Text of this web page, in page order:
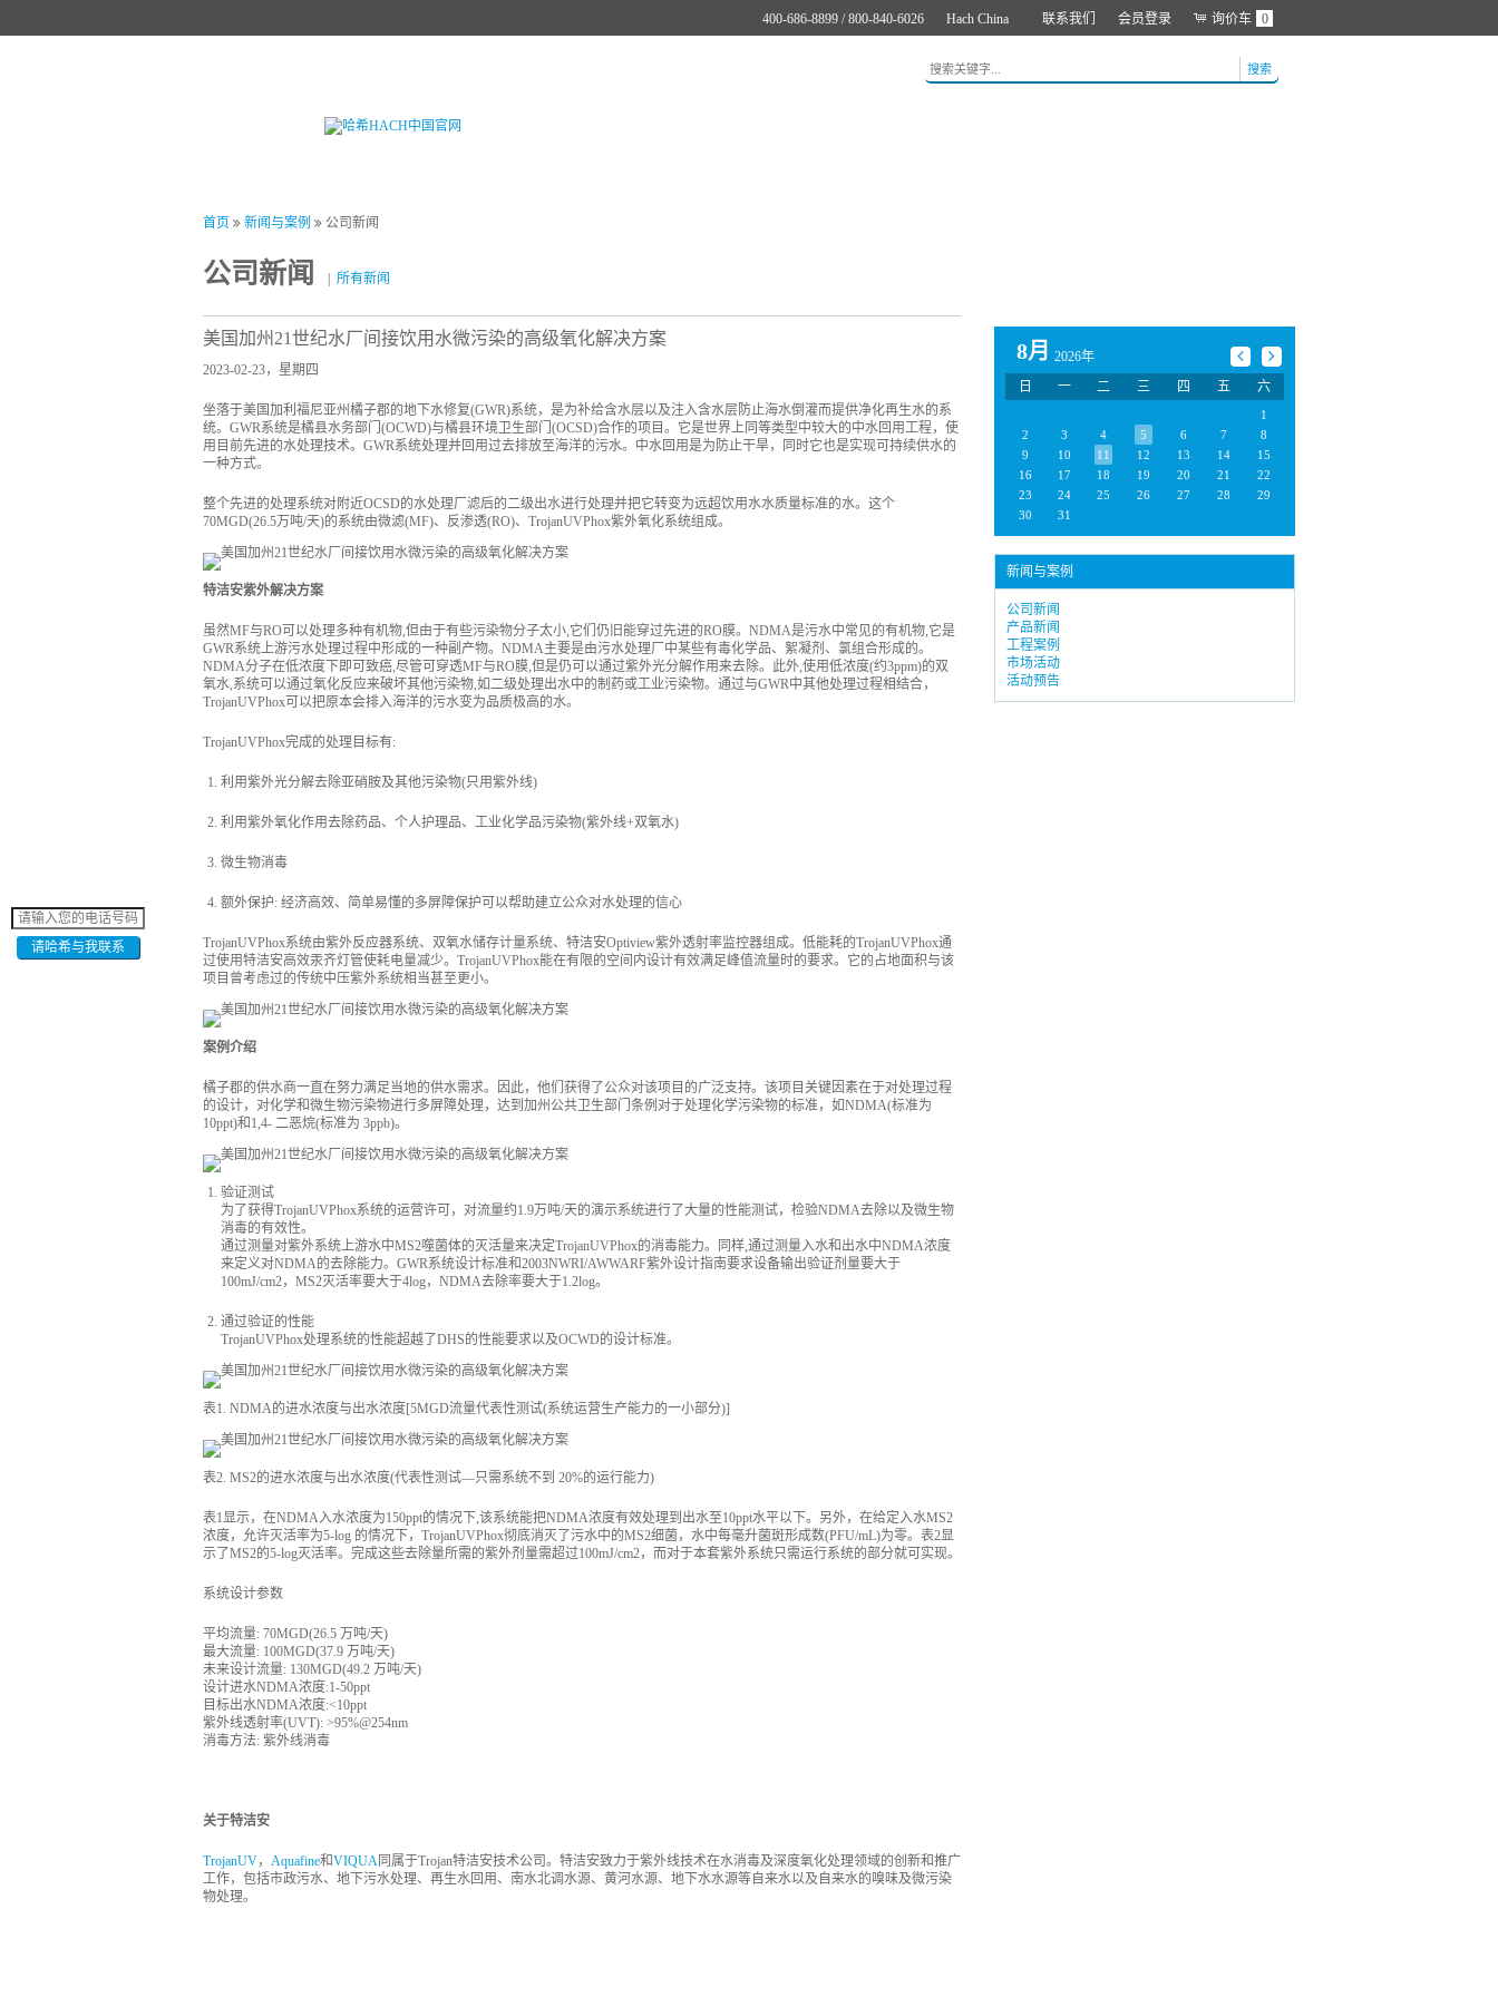
联系我们 会员登录 询价车 0
Hach China
400-686-8899 / 800-840-6026
搜索
首页 新闻与案例 公司新闻
公司新闻 所有新闻
美国加州21世纪水厂间接饮用水微污染的高级氧化解决方案
2023-02-23，星期四
坐落于美国加利福尼亚州橘子郡的地下水修复(GWR)系统，是为补给含水层以及注入含水层防止海水倒灌而提供净化再生水的系
统。GWR系统是橘县水务部门(OCWD)与橘县环境卫生部门(OCSD)合作的项目。它是世界上同等类型中较大的中水回用工程，使
用目前先进的水处理技术。GWR系统处理并回用过去排放至海洋的污水。中水回用是为防止干旱，同时它也是实现可持续供水的
一种方式。
整个先进的处理系统对附近OCSD的水处理厂滤后的二级出水进行处理并把它转变为远超饮用水水质量标准的水。这个
70MGD(26.5万吨/天)的系统由微滤(MF)、反渗透(RO)、TrojanUVPhox紫外氧化系统组成。
特洁安紫外解决方案
虽然MF与RO可以处理多种有机物,但由于有些污染物分子太小,它们仍旧能穿过先进的RO膜。NDMA是污水中常见的有机物,它是
GWR系统上游污水处理过程中形成的一种副产物。NDMA主要是由污水处理厂中某些有毒化学品、絮凝剂、氯组合形成的。
NDMA分子在低浓度下即可致癌,尽管可穿透MF与RO膜,但是仍可以通过紫外光分解作用来去除。此外,使用低浓度(约3ppm)的双
氧水,系统可以通过氧化反应来破坏其他污染物,如二级处理出水中的制药或工业污染物。通过与GWR中其他处理过程相结合，
TrojanUVPhox可以把原本会排入海洋的污水变为品质极高的水。
TrojanUVPhox完成的处理目标有:
利用紫外光分解去除亚硝胺及其他污染物(只用紫外线)
利用紫外氧化作用去除药品、个人护理品、工业化学品污染物(紫外线+双氧水)
微生物消毒
额外保护: 经济高效、简单易懂的多屏障保护可以帮助建立公众对水处理的信心
TrojanUVPhox系统由紫外反应器系统、双氧水储存计量系统、特洁安Optiview紫外透射率监控器组成。低能耗的TrojanUVPhox通
过使用特洁安高效汞齐灯管使耗电量减少。TrojanUVPhox能在有限的空间内设计有效满足峰值流量时的要求。它的占地面积与该
项目曾考虑过的传统中压紫外系统相当甚至更小。
案例介绍
橘子郡的供水商一直在努力满足当地的供水需求。因此，他们获得了公众对该项目的广泛支持。该项目关键因素在于对处理过程
的设计，对化学和微生物污染物进行多屏障处理，达到加州公共卫生部门条例对于处理化学污染物的标准，如NDMA(标准为
10ppt)和1,4- 二恶烷(标准为 3ppb)。
验证测试
为了获得TrojanUVPhox系统的运营许可，对流量约1.9万吨/天的演示系统进行了大量的性能测试，检验NDMA去除以及微生物
消毒的有效性。
通过测量对紫外系统上游水中MS2噬菌体的灭活量来决定TrojanUVPhox的消毒能力。同样,通过测量入水和出水中NDMA浓度
来定义对NDMA的去除能力。GWR系统设计标准和2003NWRI/AWWARF紫外设计指南要求设备输出验证剂量要大于
100mJ/cm2，MS2灭活率要大于4log，NDMA去除率要大于1.2log。
通过验证的性能
TrojanUVPhox处理系统的性能超越了DHS的性能要求以及OCWD的设计标准。
表1. NDMA的进水浓度与出水浓度[5MGD流量代表性测试(系统运营生产能力的一小部分)]
表2. MS2的进水浓度与出水浓度(代表性测试—只需系统不到 20%的运行能力)
表1显示，在NDMA入水浓度为150ppt的情况下,该系统能把NDMA浓度有效处理到出水至10ppt水平以下。另外，在给定入水MS2
浓度，允许灭活率为5-log 的情况下，TrojanUVPhox彻底消灭了污水中的MS2细菌，水中每毫升菌斑形成数(PFU/mL)为零。表2显
示了MS2的5-log灭活率。完成这些去除量所需的紫外剂量需超过100mJ/cm2，而对于本套紫外系统只需运行系统的部分就可实现。
系统设计参数
平均流量: 70MGD(26.5 万吨/天)
最大流量: 100MGD(37.9 万吨/天)
未来设计流量: 130MGD(49.2 万吨/天)
设计进水NDMA浓度:1-50ppt
目标出水NDMA浓度:<10ppt
紫外线透射率(UVT): >95%@254nm
消毒方法: 紫外线消毒
关于特洁安
TrojanUV， Aquafine和VIQUA 同属于Trojan特洁安技术公司。特洁安致力于紫外线技术在水消毒及深度氧化处理领域的创新和推广
工作，包括市政污水、地下污水处理、再生水回用、南水北调水源、黄河水源、地下水水源等自来水以及自来水的嗅味及微污染
物处理。
8月
2026年
日
一 二 三 四 五 六
1
2
3 4 5 6 7
8
9
10 11 12 13 14
15
16
17 18 19 20 21
22
23
24 25 26 27 28
29
30
31
新闻与案例
公司新闻
产品新闻
工程案例
市场活动
活动预告
请哈希与我联系